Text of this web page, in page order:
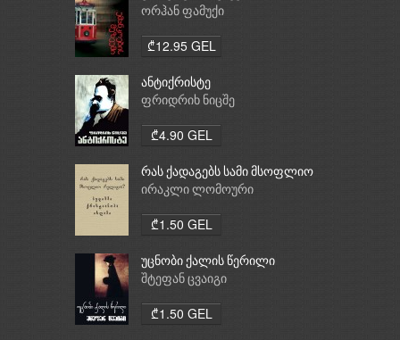
ორჰან ფამუქი
₾12.95 GEL
ანტიქრისტე
ფრიდრიხ ნიცშე
₾4.90 GEL
რას ქადაგებს სამი მსოფლიო
რელიგია: ბუდიზმი,
ირაკლი ლომოური
₾1.50 GEL
უცნობი ქალის წერილი
შტეფან ცვაიგი
₾1.50 GEL